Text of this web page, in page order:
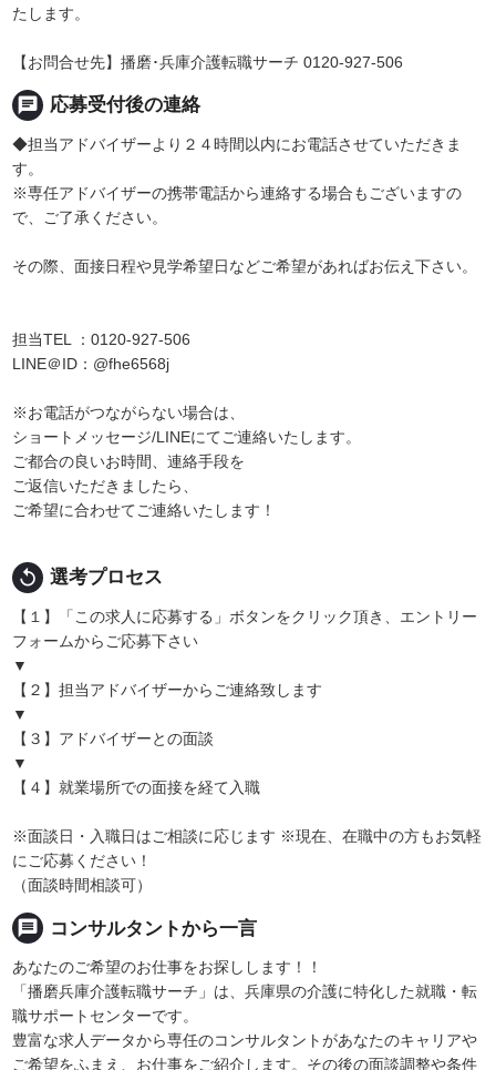
たします。
【お問合せ先】播磨･兵庫介護転職サーチ 0120-927-506
chat 応募受付後の連絡
◆担当アドバイザーより２４時間以内にお電話させていただきま
す。
※専任アドバイザーの携帯電話から連絡する場合もございますの
で、ご了承ください。
その際、面接日程や見学希望日などご希望があればお伝え下さい。
担当TEL ：0120-927-506
LINE＠ID：@fhe6568j
※お電話がつながらない場合は、
ショートメッセージ/LINEにてご連絡いたします。
ご都合の良いお時間、連絡手段を
ご返信いただきましたら、
ご希望に合わせてご連絡いたします！
replay 選考プロセス
【１】「この求人に応募する」ボタンをクリック頂き、エントリー
フォームからご応募下さい
▼
【２】担当アドバイザーからご連絡致します
▼
【３】アドバイザーとの面談
▼
【４】就業場所での面接を経て入職
※面談日・入職日はご相談に応じます ※現在、在職中の方もお気軽
にご応募ください！
（面談時間相談可）
message コンサルタントから一言
あなたのご希望のお仕事をお探しします！！
「播磨兵庫介護転職サーチ」は、兵庫県の介護に特化した就職・転
職サポートセンターです。
豊富な求人データから専任のコンサルタントがあなたのキャリアや
ご希望をふまえ、お仕事をご紹介します。その後の面談調整や条件